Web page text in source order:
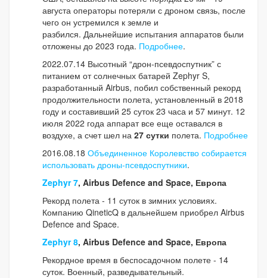
августа операторы потеряли с дроном связь, после
чего он устремился к земле и
разбился. Дальнейшие испытания аппаратов были
отложены до 2023 года. Подробнее.
2022.07.14 Высотный “дрон-псевдоспутник” с
питанием от солнечных батарей Zephyr S,
разработанный Airbus, побил собственный рекорд
продолжительности полета, установленный в 2018
году и составивший 25 суток 23 часа и 57 минут. 12
июля 2022 года аппарат все еще оставался в
воздухе, а счет шел на 27 сутки полета. Подробнее
2016.08.18 Объединенное Королевство собирается
использовать дроны-псевдоспутники.
Zephyr 7, Airbus Defence and Space, Европа
Рекорд полета - 11 суток в зимних условиях.
Компанию QineticQ в дальнейшем приобрел Airbus
Defence and Space.
Zephyr 8, Airbus Defence and Space, Европа
Рекордное время в беспосадочном полете - 14
суток. Военный, разведывательный.